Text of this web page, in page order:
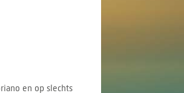
en op slechts